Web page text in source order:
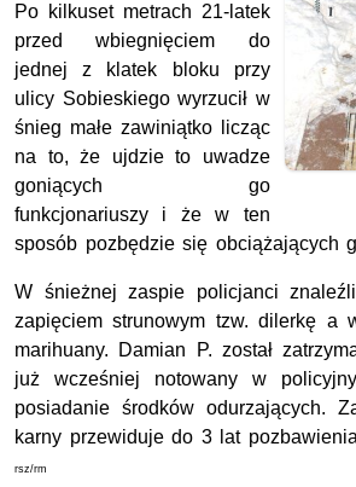
Po kilkuset metrach 21-latek
przed wbiegnięciem do
jednej z klatek bloku przy
ulicy Sobieskiego wyrzucił w
śnieg małe zawiniątko licząc
na to, że ujdzie to uwadze
goniących go
funkcjonariuszy i że w ten
sposób pozbędzie się obciążających
W śnieżnej zaspie policjanci
zapięciem strunowym tzw. dilerkę a
marihuany. Damian P. został
już wcześniej notowany w
posiadanie środków odurzających.
karny przewiduje do 3 lat
rsz/rm